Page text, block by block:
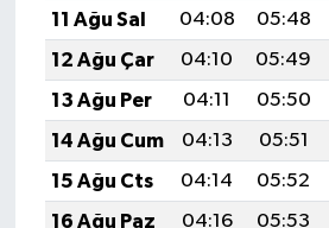
11 Ağu Sal
04:08 05:48
12 Ağu Çar
04:10 05:49
13 Ağu Per
04:11 05:50
14 Ağu Cum
04:13 05:51
15 Ağu Cts
04:14 05:52
16 Ağu Paz
04:16 05:53